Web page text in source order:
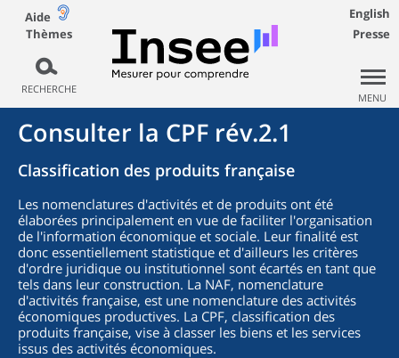
Aide
Thèmes
RECHERCHE
English
Presse
MENU
Consulter la CPF rév.2.1
Classification des produits française
Les nomenclatures d'activités et de produits ont été
élaborées principalement en vue de faciliter l'organisation
de l'information économique et sociale. Leur finalité est
donc essentiellement statistique et d'ailleurs les critères
d'ordre juridique ou institutionnel sont écartés en tant que
tels dans leur construction. La NAF, nomenclature
d'activités française, est une nomenclature des activités
économiques productives. La CPF, classification des
produits française, vise à classer les biens et les services
issus des activités économiques.